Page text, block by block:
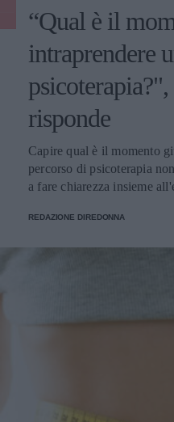
“Qual è il
intraprendere
risponde
Capire qual è il momento
percorso di psicoterapia
a fare chiarezza insieme
REDAZIONE DIREDONNA